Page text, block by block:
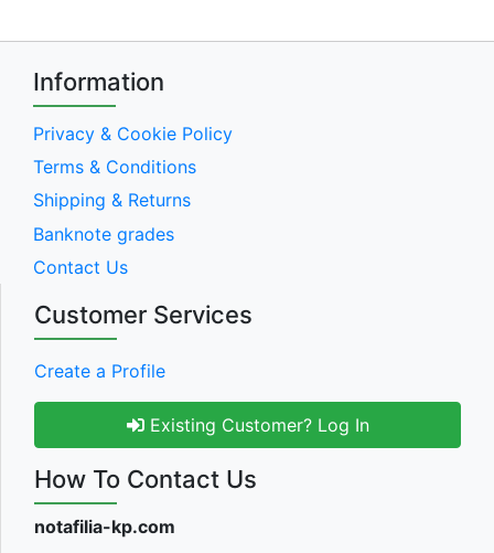
Information
Privacy & Cookie Policy
Terms & Conditions
Shipping & Returns
Banknote grades
Contact Us
Customer Services
Create a Profile
Existing Customer? Log In
How To Contact Us
notafilia-kp.com